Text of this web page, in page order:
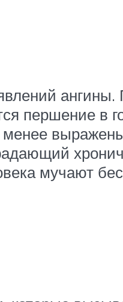
ангины.
першение в
мучают